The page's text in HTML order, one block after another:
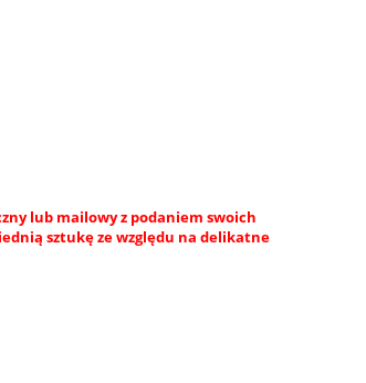
lub mailowy z podaniem swoich
sztukę ze względu na delikatne